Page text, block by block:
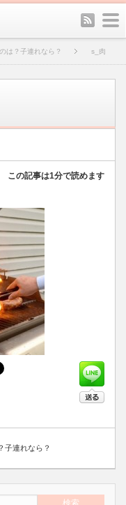
rss
は？子連れなら？ s_肉
この記事は1分で読めます
子連れなら？